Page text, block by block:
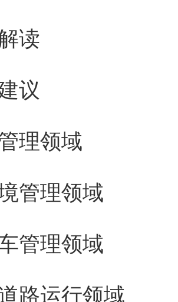
读
议
理领域
管理领域
管理领域
路运行领域